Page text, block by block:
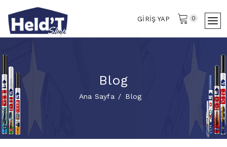
GIRIŞ YAP 0
Blog
Ana Sayfa Blog